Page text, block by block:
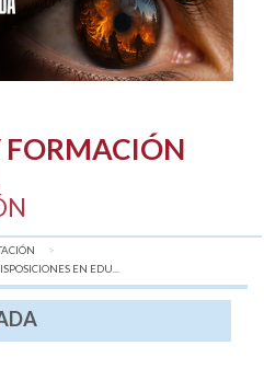
FORMACIÓN
EN EDU...